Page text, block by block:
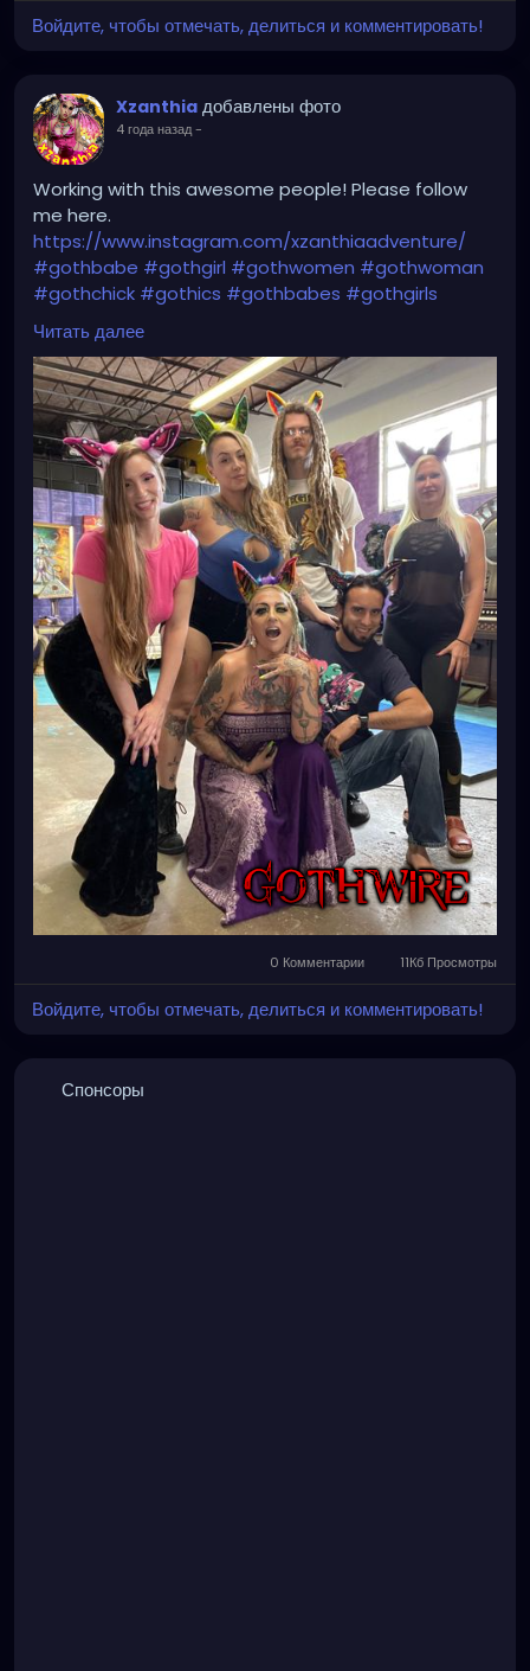
Войдите, чтобы отмечать, делиться и комментировать!
Xzanthia добавлены фото
4 года назад-
Working with this awesome people! Please follow
me here.
https://www.instagram.com/xzanthiaadventure/
#gothbabe #gothgirl #gothwomen #gothwoman
#gothchick #gothics #gothbabes #gothgirls
#gothwomens
#gothlady #gothiclady
#gothicbabe#gothicgirl#gothicwomen
#gothicwoman#gothicchick#gothchicksrule
#gothicbeauty#beautifulgoth#beautifulgothic
#dreadheadedbabe#dreadheadz
Читать далее
0 Комментарии 11Кб Просмотры
Войдите, чтобы отмечать, делиться и комментировать!
Спонсоры